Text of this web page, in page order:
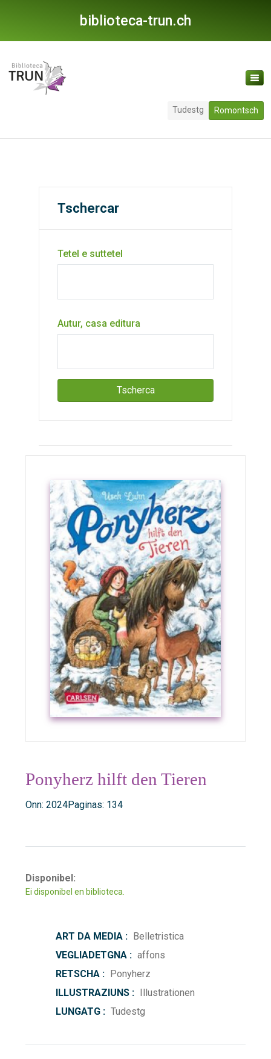
biblioteca-trun.ch
Tudestg Romontsch
Tschercar
Tetel e suttetel
Autur, casa editura
Tscherca
Ponyherz hilft den Tieren
Onn: 2024Paginas: 134
Disponibel:
Ei disponibel en biblioteca.
ART DA MEDIA :
Belletristica
VEGLIADETGNA : affons
RETSCHA :
Ponyherz
ILLUSTRAZIUNS :
Illustrationen
LUNGATG : Tudestg